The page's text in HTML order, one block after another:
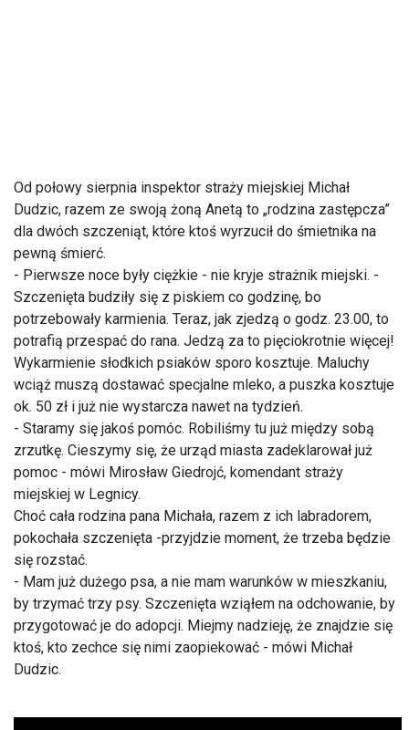
Od połowy sierpnia inspektor straży miejskiej Michał
Dudzic, razem ze swoją żoną Anetą to „rodzina zastępcza”
dla dwóch szczeniąt, które ktoś wyrzucił do śmietnika na
pewną śmierć.
- Pierwsze noce były ciężkie - nie kryje strażnik miejski. -
Szczenięta budziły się z piskiem co godzinę, bo
potrzebowały karmienia. Teraz, jak zjedzą o godz. 23.00, to
potrafią przespać do rana. Jedzą za to pięciokrotnie więcej!
Wykarmienie słodkich psiaków sporo kosztuje. Maluchy
wciąż muszą dostawać specjalne mleko, a puszka kosztuje
ok. 50 zł i już nie wystarcza nawet na tydzień.
- Staramy się jakoś pomóc. Robiliśmy tu już między sobą
zrzutkę. Cieszymy się, że urząd miasta zadeklarował już
pomoc - mówi Mirosław Giedrojć, komendant straży
miejskiej w Legnicy.
Choć cała rodzina pana Michała, razem z ich labradorem,
pokochała szczenięta -przyjdzie moment, że trzeba będzie
się rozstać.
- Mam już dużego psa, a nie mam warunków w mieszkaniu,
by trzymać trzy psy. Szczenięta wziąłem na odchowanie, by
przygotować je do adopcji. Miejmy nadzieję, że znajdzie się
ktoś, kto zechce się nimi zaopiekować - mówi Michał
Dudzic.